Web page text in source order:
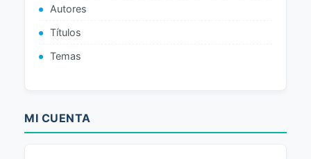
Autores
Títulos
Temas
MI CUENTA